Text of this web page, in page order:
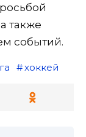
также
событий.
хоккей